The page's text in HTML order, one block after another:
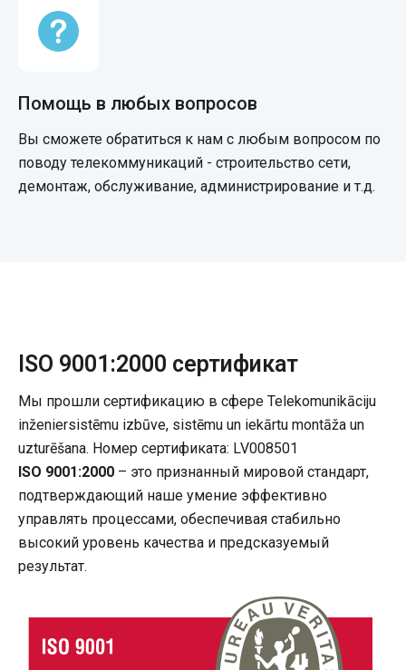
Помощь в любых вопросов
Вы сможете обратиться к нам с любым вопросом по
поводу телекоммуникаций - строительство сети,
демонтаж, обслуживание, администрирование и т.д.
ISO 9001:2000 сертификат
Мы прошли сертификацию в сфере Telekomunikāciju
inženiersistēmu izbūve, sistēmu un iekārtu montāža un
uzturēšana. Номер сертификата: LV008501
ISO 9001:2000 – это признанный мировой стандарт,
подтверждающий наше умение эффективно
управлять процессами, обеспечивая стабильно
высокий уровень качества и предсказуемый
результат.